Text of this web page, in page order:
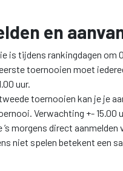
en
is tijdens rankingdagen om
toernooien moet
uur.
toernooien kan je je
Verwachting +- 15.00
’s morgens direct
niet spelen betekent een